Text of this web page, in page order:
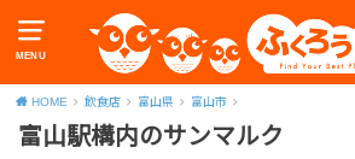
MENU
HOME 飲食店 富山県 富山市
富山駅構内のサンマルク